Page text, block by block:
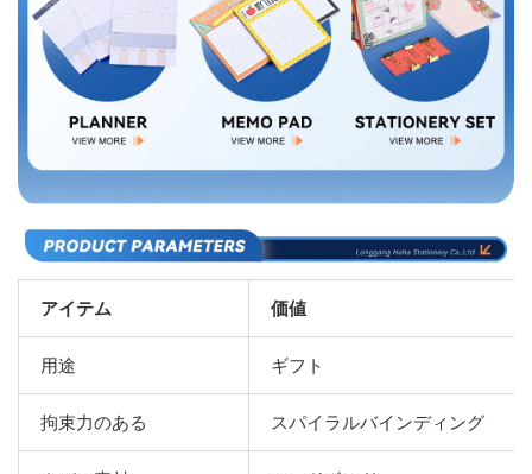
アイテム 価値
用途 ギフト
拘束力のある スパイラルバインディング